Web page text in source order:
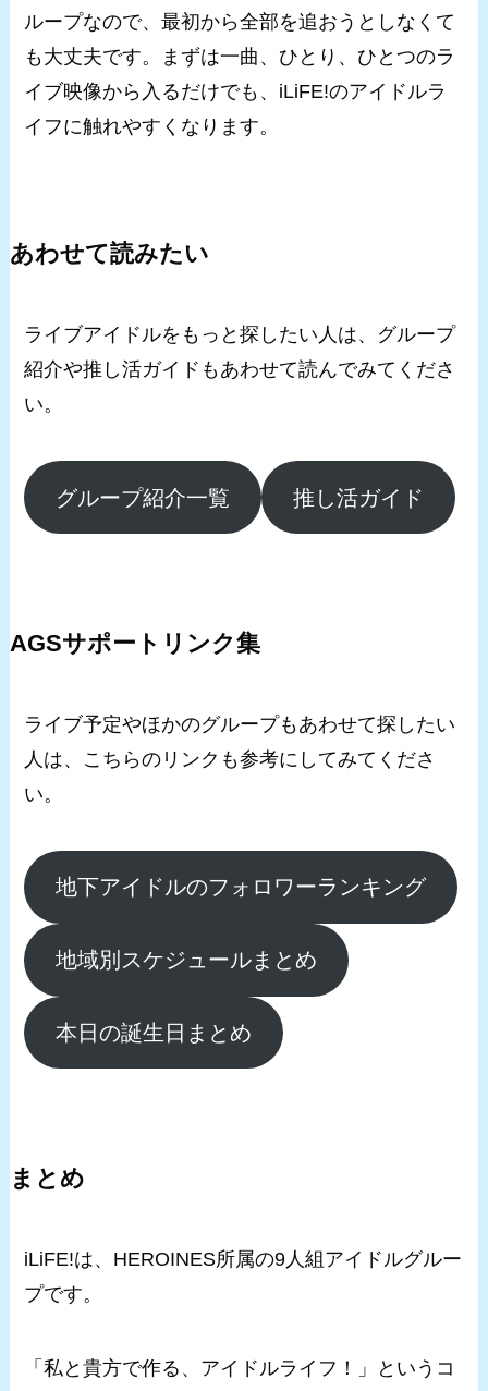
ループなので、最初から全部を追おうとしなくて
も大丈夫です。まずは一曲、ひとり、ひとつのラ
イブ映像から入るだけでも、iLiFE!のアイドルラ
イフに触れやすくなります。
あわせて読みたい
ライブアイドルをもっと探したい人は、グループ
紹介や推し活ガイドもあわせて読んでみてくださ
い。
グループ紹介一覧 推し活ガイド
AGSサポートリンク集
ライブ予定やほかのグループもあわせて探したい
人は、こちらのリンクも参考にしてみてくださ
い。
地下アイドルのフォロワーランキング
地域別スケジュールまとめ
本日の誕生日まとめ
まとめ
iLiFE!は、HEROINES所属の9人組アイドルグルー
プです。
「私と貴方で作る、アイドルライフ！」というコ